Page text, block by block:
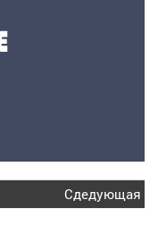
Сдедующая